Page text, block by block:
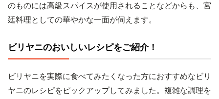
のものには高級スパイスが使用されることなどからも、宮
廷料理としての華やかな一面が伺えます。
ビリヤニのおいしいレシピをご紹介！
ビリヤニを実際に食べてみたくなった方におすすめなビリ
ヤニのレシピをピックアップしてみました。複雑な調理を